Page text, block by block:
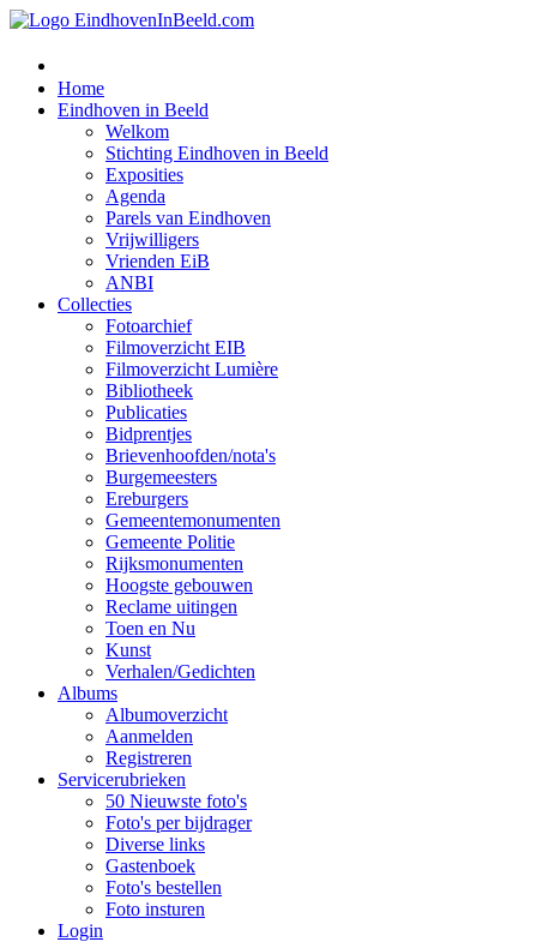
Home
Eindhoven in Beeld
Welkom
Stichting Eindhoven in Beeld
Exposities
Agenda
Parels van Eindhoven
Vrijwilligers
Vrienden EiB
ANBI
Collecties
Fotoarchief
Filmoverzicht EIB
Filmoverzicht Lumière
Bibliotheek
Publicaties
Bidprentjes
Brievenhoofden/nota's
Burgemeesters
Ereburgers
Gemeentemonumenten
Gemeente Politie
Rijksmonumenten
Hoogste gebouwen
Reclame uitingen
Toen en Nu
Kunst
Verhalen/Gedichten
Albums
Albumoverzicht
Aanmelden
Registreren
Servicerubrieken
50 Nieuwste foto's
Foto's per bijdrager
Diverse links
Gastenboek
Foto's bestellen
Foto insturen
Login